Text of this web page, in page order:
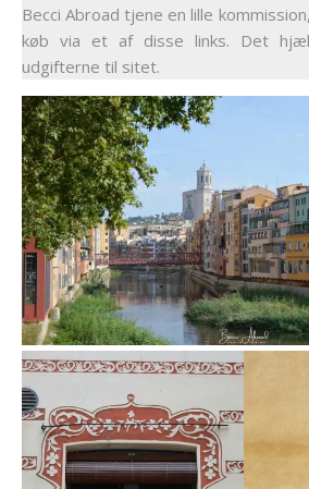
Becci Abroad tjene en lille
køb via et af disse links. Det
udgifterne til sitet.